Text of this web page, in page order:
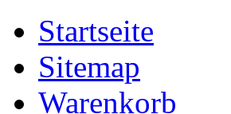
Startseite
Sitemap
Warenkorb